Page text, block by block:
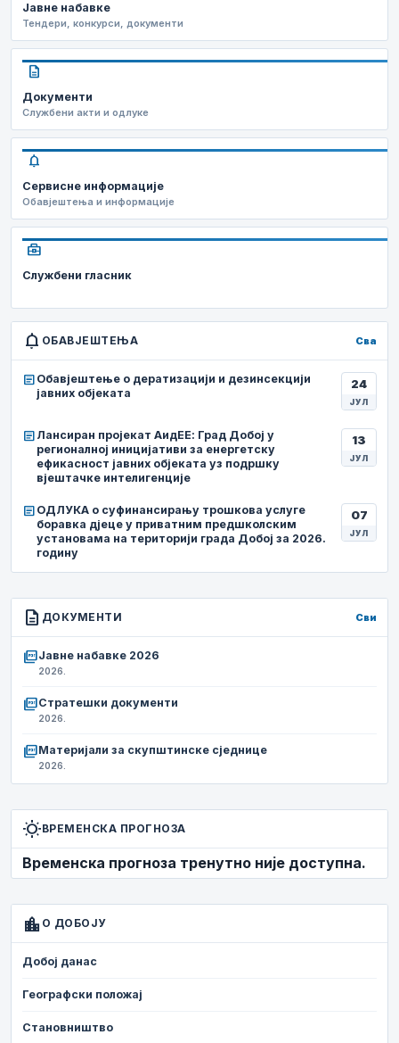
Јавне набавке
Тендери, конкурси, документи
description
Документи
Службени акти и одлуке
notifications
Сервисне информације
Обавјештења и информације
business_center
Службени гласник
notifications ОБАВЈЕШТЕЊА Сва
article Обавјештење о дератизацији и дезинсекцији
јавних објеката
24
ЈУЛ
article Лансиран пројекат АидЕЕ: Град Добој у
регионалној иницијативи за енергетску
ефикасност јавних објеката уз подршку
вјештачке интелигенције
13
ЈУЛ
article ОДЛУКА о суфинансирању трошкова услуге
боравка дјеце у приватним предшколским
установама на територији града Добој за 2026.
годину
07
ЈУЛ
description ДОКУМЕНТИ Сви
picture_as_pdfЈавне набавке 2026
2026.
picture_as_pdfСтратешки документи
2026.
picture_as_pdfМатеријали за скупштинске сједнице
2026.
wb_sunnyВРЕМЕНСКА ПРОГНОЗА
Временска прогноза тренутно није доступна.
location_city О ДОБОЈУ
Добој данас
Географски положај
Становништво